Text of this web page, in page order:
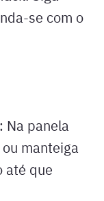
se com o
: Na panela
manteiga
até que